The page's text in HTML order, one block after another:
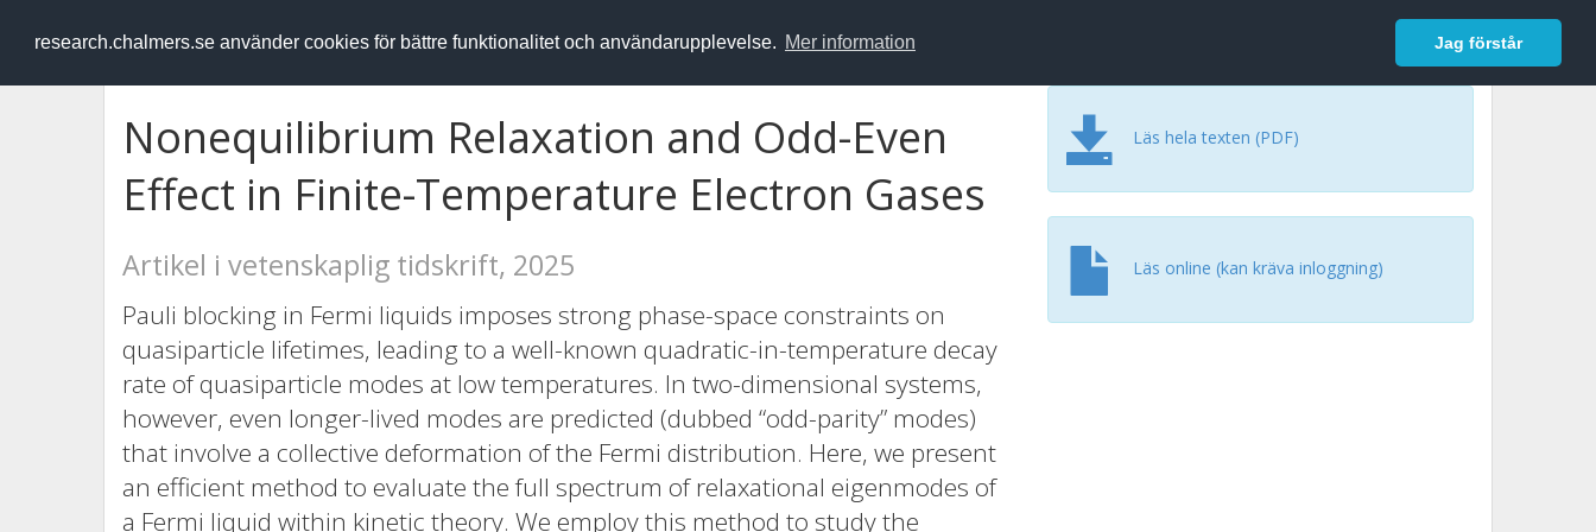
research.chalmers.se använder cookies för bättre funktionalitet och användarupplevelse. Mer information Jag förstår
RESEARCH.chalmers.se Logga in
Nonequilibrium Relaxation and Odd-Even
Effect in Finite-Temperature Electron Gases
Artikel i vetenskaplig tidskrift, 2025
Pauli blocking in Fermi liquids imposes strong phase-space constraints on
quasiparticle lifetimes, leading to a well-known quadratic-in-temperature decay
rate of quasiparticle modes at low temperatures. In two-dimensional systems,
however, even longer-lived modes are predicted (dubbed “odd-parity” modes)
that involve a collective deformation of the Fermi distribution. Here, we present
an efficient method to evaluate the full spectrum of relaxational eigenmodes of
a Fermi liquid within kinetic theory. We employ this method to study the
Läs hela texten (PDF)
Läs online (kan kräva inloggning)